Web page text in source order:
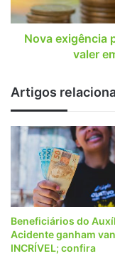
a
valer
que
muda
Nova exigência
valer
Artigos
Beneficiários do
Acidente ganham
INCRÍVEL; confira